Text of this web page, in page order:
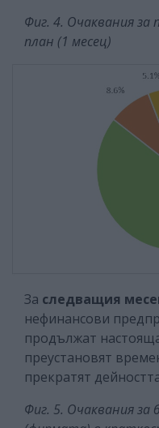
Фиг. 4. Очаквания за
план (1 месец)
За следващия
нефинансови
продължат
преустановят
прекратят
Фиг. 5. Очаквания